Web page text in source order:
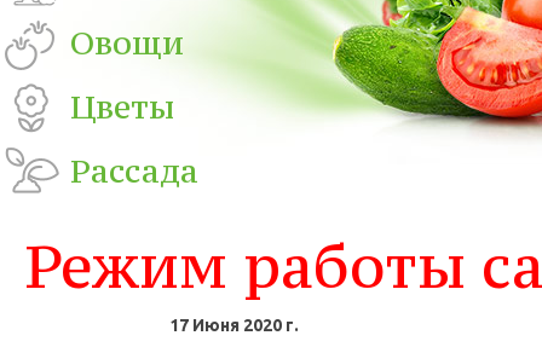
Овощи
Цветы
Рассада
Режим работы
17 Июня 2020 г.